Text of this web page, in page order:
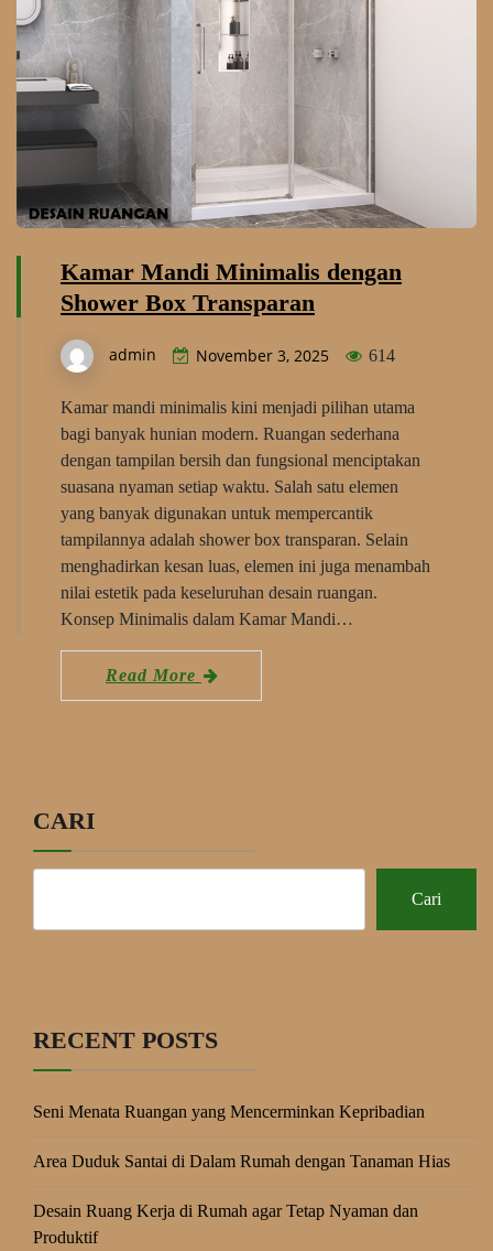
Kamar Mandi Minimalis dengan
Shower Box Transparan
admin November 3, 2025 614
Kamar mandi minimalis kini menjadi pilihan utama
bagi banyak hunian modern. Ruangan sederhana
dengan tampilan bersih dan fungsional menciptakan
suasana nyaman setiap waktu. Salah satu elemen
yang banyak digunakan untuk mempercantik
tampilannya adalah shower box transparan. Selain
menghadirkan kesan luas, elemen ini juga menambah
nilai estetik pada keseluruhan desain ruangan.
Konsep Minimalis dalam Kamar Mandi…
Read More
CARI
Cari
RECENT POSTS
Seni Menata Ruangan yang Mencerminkan Kepribadian
Area Duduk Santai di Dalam Rumah dengan Tanaman Hias
Desain Ruang Kerja di Rumah agar Tetap Nyaman dan
Produktif